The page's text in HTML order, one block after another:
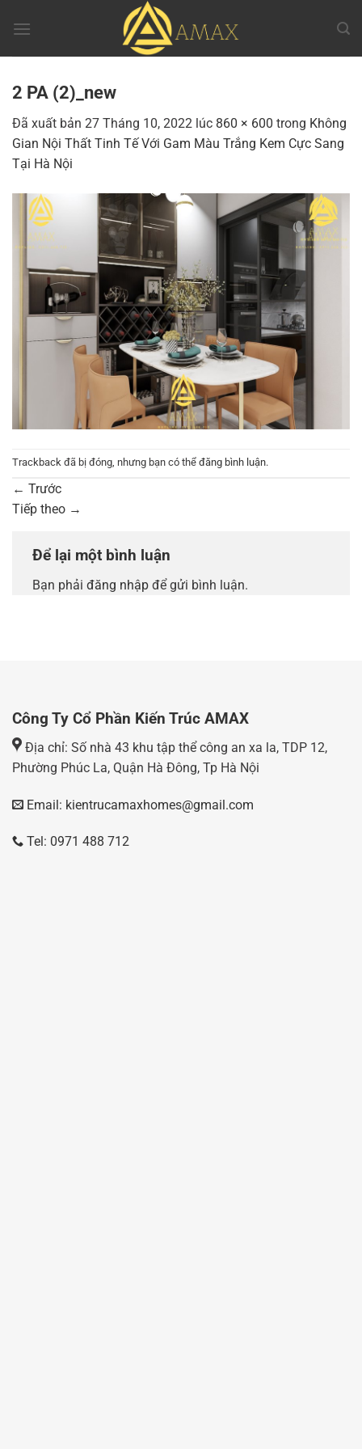
đến
2 PA (2)_new
Đã xuất bản 27 Tháng 10, 2022 lúc 860 × 600 trong Không
Gian Nội Thất Tinh Tế Với Gam Màu Trắng Kem Cực Sang
Tại Hà Nội
Trackback đã bị đóng, nhưng bạn có thể đăng bình luận.
← Trước
Tiếp theo →
Để lại một bình luận
Bạn phải đăng nhập để gửi bình luận.
Công Ty Cổ Phần Kiến Trúc AMAX
Địa chỉ: Số nhà 43 khu tập thể công an xa la, TDP 12,
Phường Phúc La, Quận Hà Đông, Tp Hà Nội
Email: kientrucamaxhomes@gmail.com
Tel: 0971 488 712